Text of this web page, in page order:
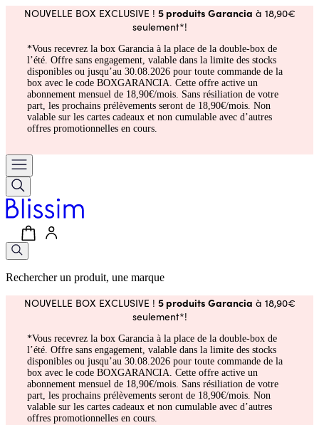
NOUVELLE BOX EXCLUSIVE ! 5 produits Garancia à 18,90€
seulement*!
*Vous recevrez la box Garancia à la place de la double-box de
l’été. Offre sans engagement, valable dans la limite des stocks
disponibles ou jusqu’au 30.08.2026 pour toute commande de la
box avec le code BOXGARANCIA. Cette offre active un
abonnement mensuel de 18,90€/mois. Sans résiliation de votre
part, les prochains prélèvements seront de 18,90€/mois. Non
valable sur les cartes cadeaux et non cumulable avec d’autres
offres promotionnelles en cours.
Rechercher un produit, une marque
NOUVELLE BOX EXCLUSIVE ! 5 produits Garancia à 18,90€
seulement*!
*Vous recevrez la box Garancia à la place de la double-box de
l’été. Offre sans engagement, valable dans la limite des stocks
disponibles ou jusqu’au 30.08.2026 pour toute commande de la
box avec le code BOXGARANCIA. Cette offre active un
abonnement mensuel de 18,90€/mois. Sans résiliation de votre
part, les prochains prélèvements seront de 18,90€/mois. Non
valable sur les cartes cadeaux et non cumulable avec d’autres
offres promotionnelles en cours.